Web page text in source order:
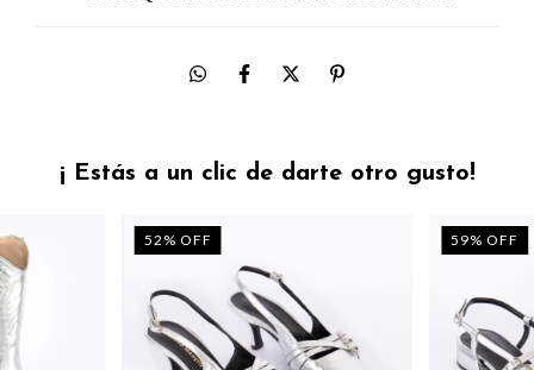
¡ Estás a un clic de darte otro gusto!
52 % OFF 59%OFF